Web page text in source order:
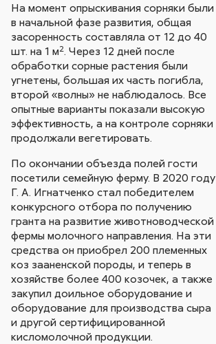
На момент опрыскивания сорняки были
в начальной фазе развития, общая
засоренность составляла от 12 до 40
шт. на 1 м2. Через 12 дней после
обработки сорные растения были
угнетены, большая их часть погибла,
второй «волны» не наблюдалось. Все
опытные варианты показали высокую
эффективность, а на контроле сорняки
продолжали вегетировать.
По окончании объезда полей гости
посетили семейную ферму. В 2020 году
Г. А. Игнатченко стал победителем
конкурсного отбора по получению
гранта на развитие животноводческой
фермы молочного направления. На эти
средства он приобрел 200 племенных
коз зааненской породы, и теперь в
хозяйстве более 400 козочек, а также
закупил доильное оборудование и
оборудование для производства сыра
и другой сертифицированной
кисломолочной продукции.